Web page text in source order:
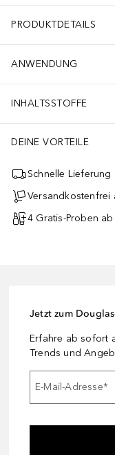
PRODUKTDETAILS
ANWENDUNG
INHALTSSTOFFE
DEINE VORTEILE
Schnelle Lieferung
Versandkostenfrei
4 Gratis-Proben ab
Jetzt zum
Erfahre ab sofort
Trends und
E-Mail-Adresse*